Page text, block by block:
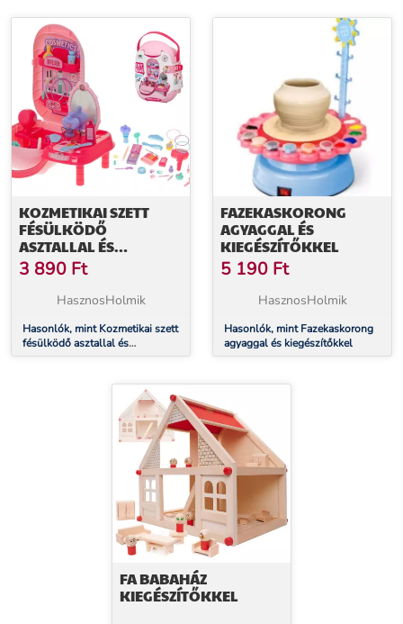
KOZMETIKAI SZETT
FÉSÜLKÖDŐ
ASZTALLAL ÉS
KIEGÉSZÍTŐKKEL
3 890 Ft
HasznosHolmik
Hasonlók, mint Kozmetikai szett
fésülködő asztallal és
kiegészítőkkel
FAZEKASKORONG
AGYAGGAL ÉS
KIEGÉSZÍTŐKKEL
5 190 Ft
HasznosHolmik
Hasonlók, mint Fazekaskorong
agyaggal és kiegészítőkkel
FA BABAHÁZ
KIEGÉSZÍTŐKKEL